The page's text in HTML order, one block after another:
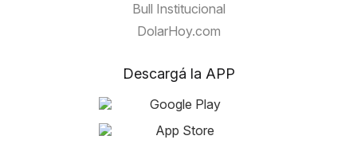
Bull Institucional
DolarHoy.com
Descargá la APP